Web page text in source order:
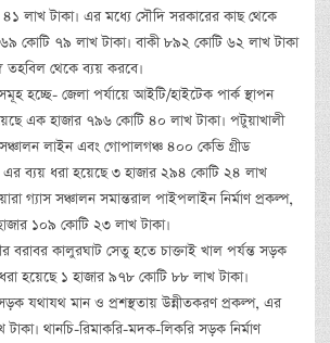
লাখ টাকা। এর মধ্যে সৌদি সরকারের কাছ থেকে
কোটি ৭৯ লাখ টাকা। বাকী ৮৯২ কোটি ৬২ লাখ টাকা
তহবিল থেকে ব্যয় করবে।
হচ্ছে- জেলা পর্যায়ে আইটি/হাইটেক পার্ক স্থাপন
এক হাজার ৭৯৬ কোটি ৪০ লাখ টাকা। পটুয়াখালী
লাইন এবং গোপালগঞ্চ ৪০০ কেভি গ্রীড
এর ব্যয় ধরা হয়েছে ৩ হাজার ২৯৪ কোটি ২৪ লাখ
গ্যাস সঞ্চালন সমান্তরাল পাইপলাইন নির্মাণ প্রকল্প,
১০৯ কোটি ২৩ লাখ টাকা।
বরাবর কালুরঘাট সেতু হতে চাক্তাই খাল পর্যন্ত সড়ক
হয়েছে ১ হাজার ৯৭৮ কোটি ৮৮ লাখ টাকা।
যথাযথ মান ও প্রশস্থতায় উন্নীতকরণ প্রকল্প, এর
থানচি-রিমাকরি-মদক-লিকরি সড়ক নির্মাণ